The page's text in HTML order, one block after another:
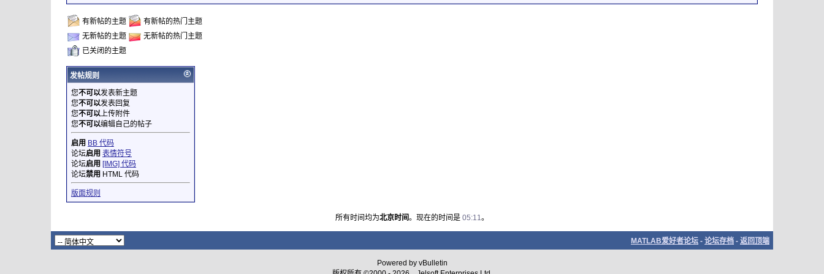
有新帖的主题
有新帖的热门主题
无新帖的主题
无新帖的热门主题
已关闭的主题
发帖规则
您不可以发表新主题
您不可以发表回复
您不可以上传附件
您不可以编辑自己的帖子
启用 BB 代码
论坛启用 表情符号
论坛启用 [IMG] 代码
论坛禁用 HTML 代码
版面规则
所有时间均为北京时间。现在的时间是 05:11。
MATLAB爱好者论坛 - 论坛存档 - 返回顶端
Powered by vBulletin